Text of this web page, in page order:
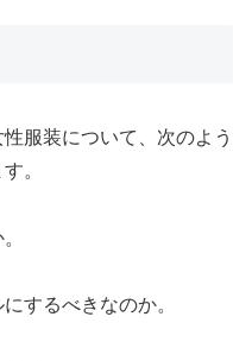
服装について、次のよう
。
するべきなのか。